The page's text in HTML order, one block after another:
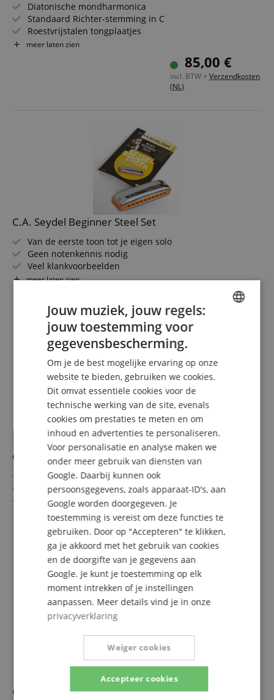
Diatonische mondharmonica
Standaard Richter-stemming in C
Roestvrijstalen tongplaatjes
Kamlichaam van verzegeld esdoornhout
Tongplaten van corrosiebestendig Neusilber
meer laten zien
85,00 €
incl. BTW + Verzendkosten
(NL)
C.A. Seydel Beginner Steel Set
Van de eerste toon tot je eigen solo
Geen notenkennis nodig
Veel klankvoorbeelden
Online multimedia-programma en mp3
Met praktische leren hoes
meer laten zien
incl. BTW +
(NL)
C.A. Seydel Session Steel G
Toonsoort: G
"Session Steel Blues"-model
Richter-systeem
Roestvrij met roestvrijstalen tongen
Afgeronde kunststofkam
Nieten en schroeven van roestvrij staal
meer laten zien
49,00 €
incl. BTW +Verzendkosten
(NL)
C.A. Seydel 1847 Silver Standard Richter C
ITALIAN
SPANISH
Jouw muziek, jouw regels:
jouw toestemming voor
gegevensbescherming.
Om je de best mogelijke ervaring op onze
website te bieden, gebruiken we cookies.
Dit omvat essentiële cookies voor de
technische werking van de site, evenals
cookies om prestaties te meten en om
inhoud en advertenties te personaliseren.
Voor personalisatie en analyse maken we
onder meer gebruik van diensten van
Google. Daarbij kunnen ook
persoonsgegevens, zoals apparaat-ID's, aan
Google worden doorgegeven. Je
toestemming is vereist om deze functies te
gebruiken. Door op "Accepteren" te klikken,
ga je akkoord met het gebruik van cookies
en de doorgifte van je gegevens aan
Google. Je kunt je toestemming op elk
moment intrekken of je instellingen
aanpassen. Meer details vind je in onze
privacyverklaring
Accepteer cookies
Weiger cookies